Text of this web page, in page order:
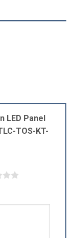
LED Panel
TOS-KT-